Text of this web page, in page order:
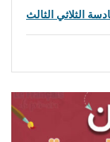
الثلاثي الثالث